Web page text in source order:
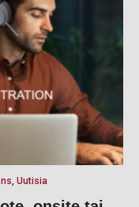
Uutisia